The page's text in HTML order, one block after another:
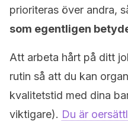
prioriteras över andra,
som egentligen
Att arbeta hårt på ditt
rutin så att du kan
kvalitetstid med dina
viktigare). Du är